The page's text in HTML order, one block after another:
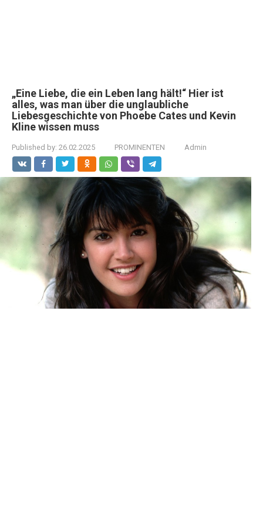
„Eine Liebe, die ein Leben lang hält!“ Hier ist
alles, was man über die unglaubliche
Liebesgeschichte von Phoebe Cates und Kevin
Kline wissen muss
Published by: 26.02.2025 PROMINENTEN Admin